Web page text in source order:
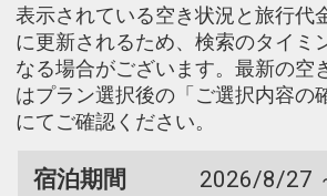
表示されている空き状況と旅行代
に更新されるため、検索のタイミ
なる場合がございます。最新の空
はプラン選択後の「ご選択内容の
にてご確認ください。
宿泊期間
2026/8/27